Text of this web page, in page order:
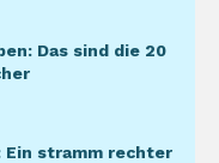
Das sind die 20
Ein stramm rechter